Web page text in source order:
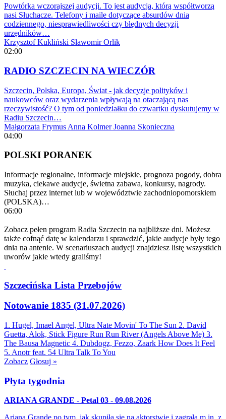
Powtórka wczorajszej audycji. To jest audycja, którą współtworzą
nasi Słuchacze. Telefony i maile dotyczące absurdów dnia
codziennego, niesprawiedliwości czy błędnych decyzji
urzędników…
Krzysztof Kukliński Sławomir Orlik
02:00
RADIO SZCZECIN NA WIECZÓR
Szczecin, Polska, Europa, Świat - jak decyzje polityków i
naukowców oraz wydarzenia wpływają na otaczającą nas
rzeczywistość? O tym od poniedziałku do czwartku dyskutujemy w
Radiu Szczecin…
Małgorzata Frymus Anna Kolmer Joanna Skonieczna
04:00
POLSKI PORANEK
Informacje regionalne, informacje miejskie, prognoza pogody, dobra
muzyka, ciekawe audycje, świetna zabawa, konkursy, nagrody.
Słuchaj przez internet lub w województwie zachodniopomorskiem
(POLSKA)…
06:00
Zobacz pełen program Radia Szczecin na najbliższe dni. Możesz
także cofnąć datę w kalendarzu i sprawdzić, jakie audycje były tego
dnia na antenie. W scenariuszach audycji znajdziesz listę wszystkich
uworów jakie wtedy graliśmy!
Szczecińska Lista Przebojów
Notowanie 1835 (31.07.2026)
1. Hugel, Imael Angel, Ultra Nate Movin' To The Sun 2. David
Guetta, Alok, Stick Figure Run Run River (Angels Above Me) 3.
The Bausa Magnetic 4. Dubdogz, Fezzo, Zaark How Does It Feel
5. Anotr feat. 54 Ultra Talk To You
Zobacz Głosuj »
Płyta tygodnia
ARIANA GRANDE - Petal 03 - 09.08.2026